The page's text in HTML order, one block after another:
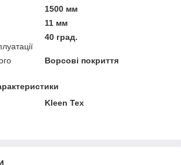
1500 мм
11 мм
40 град.
Ворсові покриття
Kleen Tex